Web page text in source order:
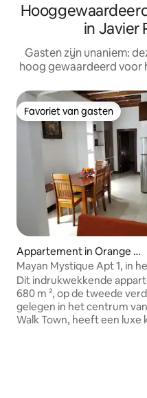
in Javier
Gasten zijn unaniem:
hoog gewaardeerd voor
Favoriet van gasten
Favoriet van gasten
Appartement in Orange Wa
lk
Mayan Mystique Apt 1, in
van Sugar City
Dit indrukwekkende
680 m ², op de tweede
gelegen in het centrum
Walk Town, heeft een luxe